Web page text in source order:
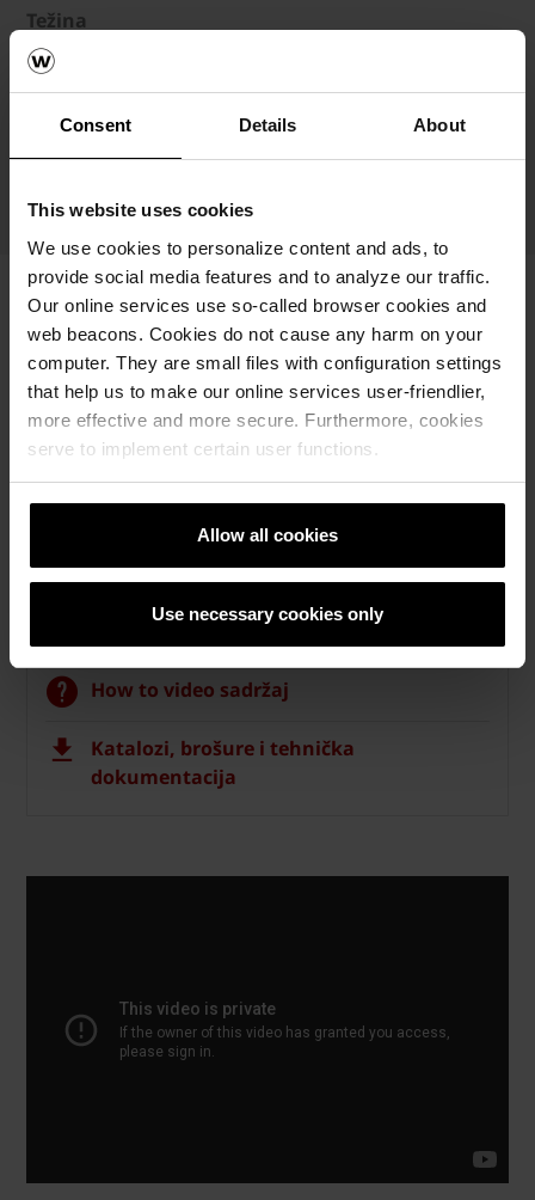
Consent Details About
This website uses cookies
We use cookies to personalize content and ads, to
provide social media features and to analyze our traffic.
Our online services use so-called browser cookies and
web beacons. Cookies do not cause any harm on your
computer. They are small files with configuration settings
that help us to make our online services user-friendlier,
more effective and more secure. Furthermore, cookies
serve to implement certain user functions.
Allow all cookies
Use necessary cookies only
Težina
131 kg / kom
Nosivost
Broj artikla
61827217
Semmelrock opločnici
Naručite Semmelrock CAD vizualizaciju
How to video sadržaj
Katalozi, brošure i tehnička
dokumentacija